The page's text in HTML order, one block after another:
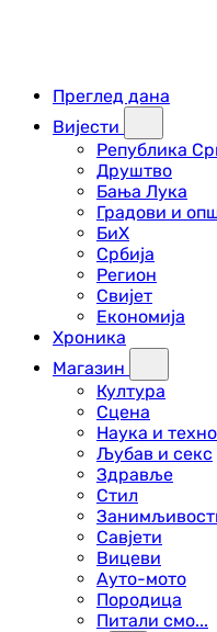
Преглед дана
Вијести
Република
Друштво
Бања Лука
Градови и
БиХ
Србија
Регион
Свијет
Економија
Хроника
Магазин
Култура
Сцена
Наука и
Љубав и секс
Здравље
Стил
Савјети
Вицеви
Ауто-мото
Породица
Питали смо...